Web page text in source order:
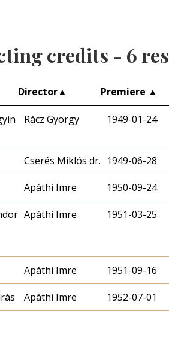
credits - 6
Director▲ Premiere ▲
Rácz György 1949-01-24
Cserés Miklós dr. 1949-06-28
Apáthi Imre 1950-09-24
Apáthi Imre 1951-03-25
Apáthi Imre 1951-09-16
Apáthi Imre 1952-07-01